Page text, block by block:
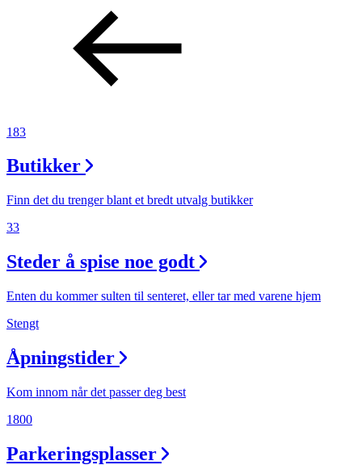
183
Butikker
Finn det du trenger blant et bredt utvalg butikker
33
Steder å spise noe godt
Enten du kommer sulten til senteret, eller tar med varene hjem
Stengt
Åpningstider
Kom innom når det passer deg best
1800
Parkeringsplasser